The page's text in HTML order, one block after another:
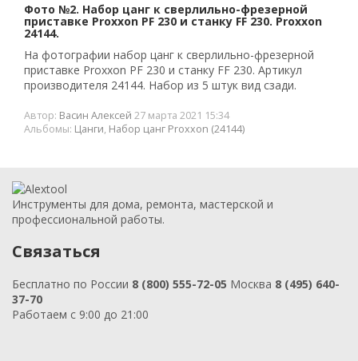
Фото №2. Набор цанг к сверлильно-фрезерной
приставке Proxxon PF 230 и станку FF 230. Proxxon
24144.
На фотографии набор цанг к сверлильно-фрезерной
приставке Proxxon PF 230 и станку FF 230. Артикул
производителя 24144. Набор из 5 штук вид сзади.
Автор: Васин Алексей 27 марта 2021 15:34
Альбомы: Цанги, Набор цанг Proxxon (24144)
Инструменты для дома, ремонта, мастерской и
профессиональной работы.
Связаться
Бесплатно по России 8 (800) 555-72-05 Москва 8 (495) 640-
37-70
Работаем с 9:00 до 21:00